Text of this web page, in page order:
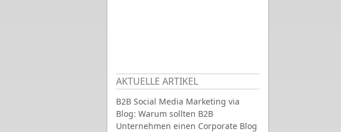
AKTUELLE ARTIKEL
B2B Social Media Marketing via
Blog: Warum sollten B2B
Unternehmen einen Corporate Blog